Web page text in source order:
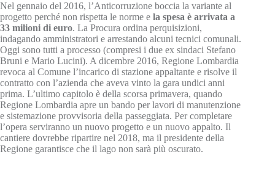
Nel gennaio del 2016, l’Anticorruzione boccia la variante al
progetto perché non rispetta le norme e la spesa è arrivata a
33 milioni di euro. La Procura ordina perquisizioni,
indagando amministratori e arrestando alcuni tecnici comunali.
Oggi sono tutti a processo (compresi i due ex sindaci Stefano
Bruni e Mario Lucini). A dicembre 2016, Regione Lombardia
revoca al Comune l’incarico di stazione appaltante e risolve il
contratto con l’azienda che aveva vinto la gara undici anni
prima. L’ultimo capitolo è della scorsa primavera, quando
Regione Lombardia apre un bando per lavori di manutenzione
e sistemazione provvisoria della passeggiata. Per completare
l’opera serviranno un nuovo progetto e un nuovo appalto. Il
cantiere dovrebbe ripartire nel 2018, ma il presidente della
Regione garantisce che il lago non sarà più oscurato.